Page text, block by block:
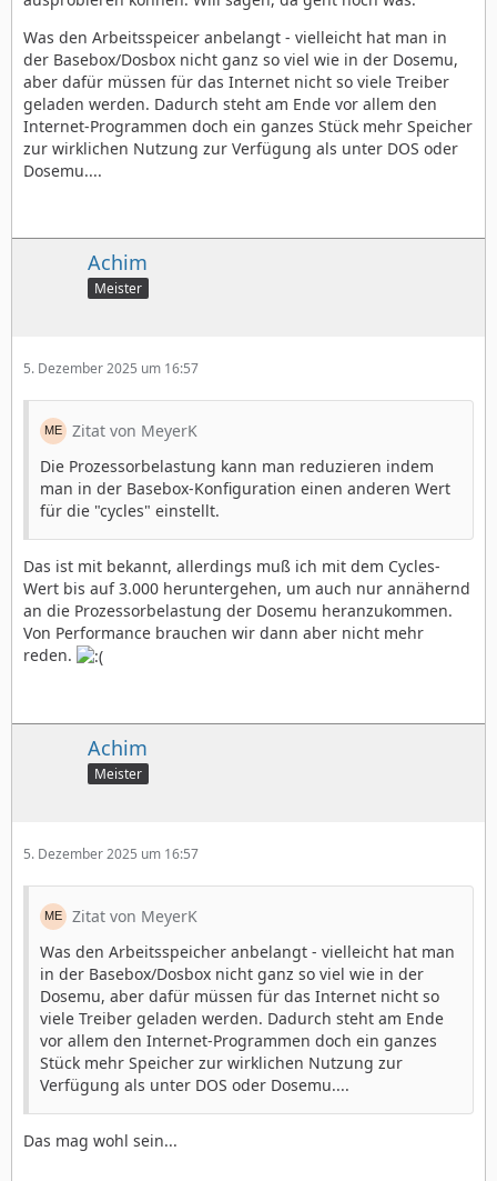
Was den Arbeitsspeicer anbelangt - vielleicht hat man in
der Basebox/Dosbox nicht ganz so viel wie in der Dosemu,
aber dafür müssen für das Internet nicht so viele Treiber
geladen werden. Dadurch steht am Ende vor allem den
Internet-Programmen doch ein ganzes Stück mehr Speicher
zur wirklichen Nutzung zur Verfügung als unter DOS oder
Dosemu....
Achim
Meister
5. Dezember 2025 um 16:57
Zitat von MeyerK
Die Prozessorbelastung kann man reduzieren indem
man in der Basebox-Konfiguration einen anderen Wert
für die "cycles" einstellt.
Das ist mit bekannt, allerdings muß ich mit dem Cycles-
Wert bis auf 3.000 heruntergehen, um auch nur annähernd
an die Prozessorbelastung der Dosemu heranzukommen.
Von Performance brauchen wir dann aber nicht mehr
reden.
Achim
Meister
5. Dezember 2025 um 16:57
Zitat von MeyerK
Was den Arbeitsspeicher anbelangt - vielleicht hat man
in der Basebox/Dosbox nicht ganz so viel wie in der
Dosemu, aber dafür müssen für das Internet nicht so
viele Treiber geladen werden. Dadurch steht am Ende
vor allem den Internet-Programmen doch ein ganzes
Stück mehr Speicher zur wirklichen Nutzung zur
Verfügung als unter DOS oder Dosemu....
Das mag wohl sein...